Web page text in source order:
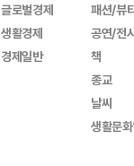
글로벌경제
생활경제
경제일반
패션/뷰
공연/전
책
종교
날씨
생활문